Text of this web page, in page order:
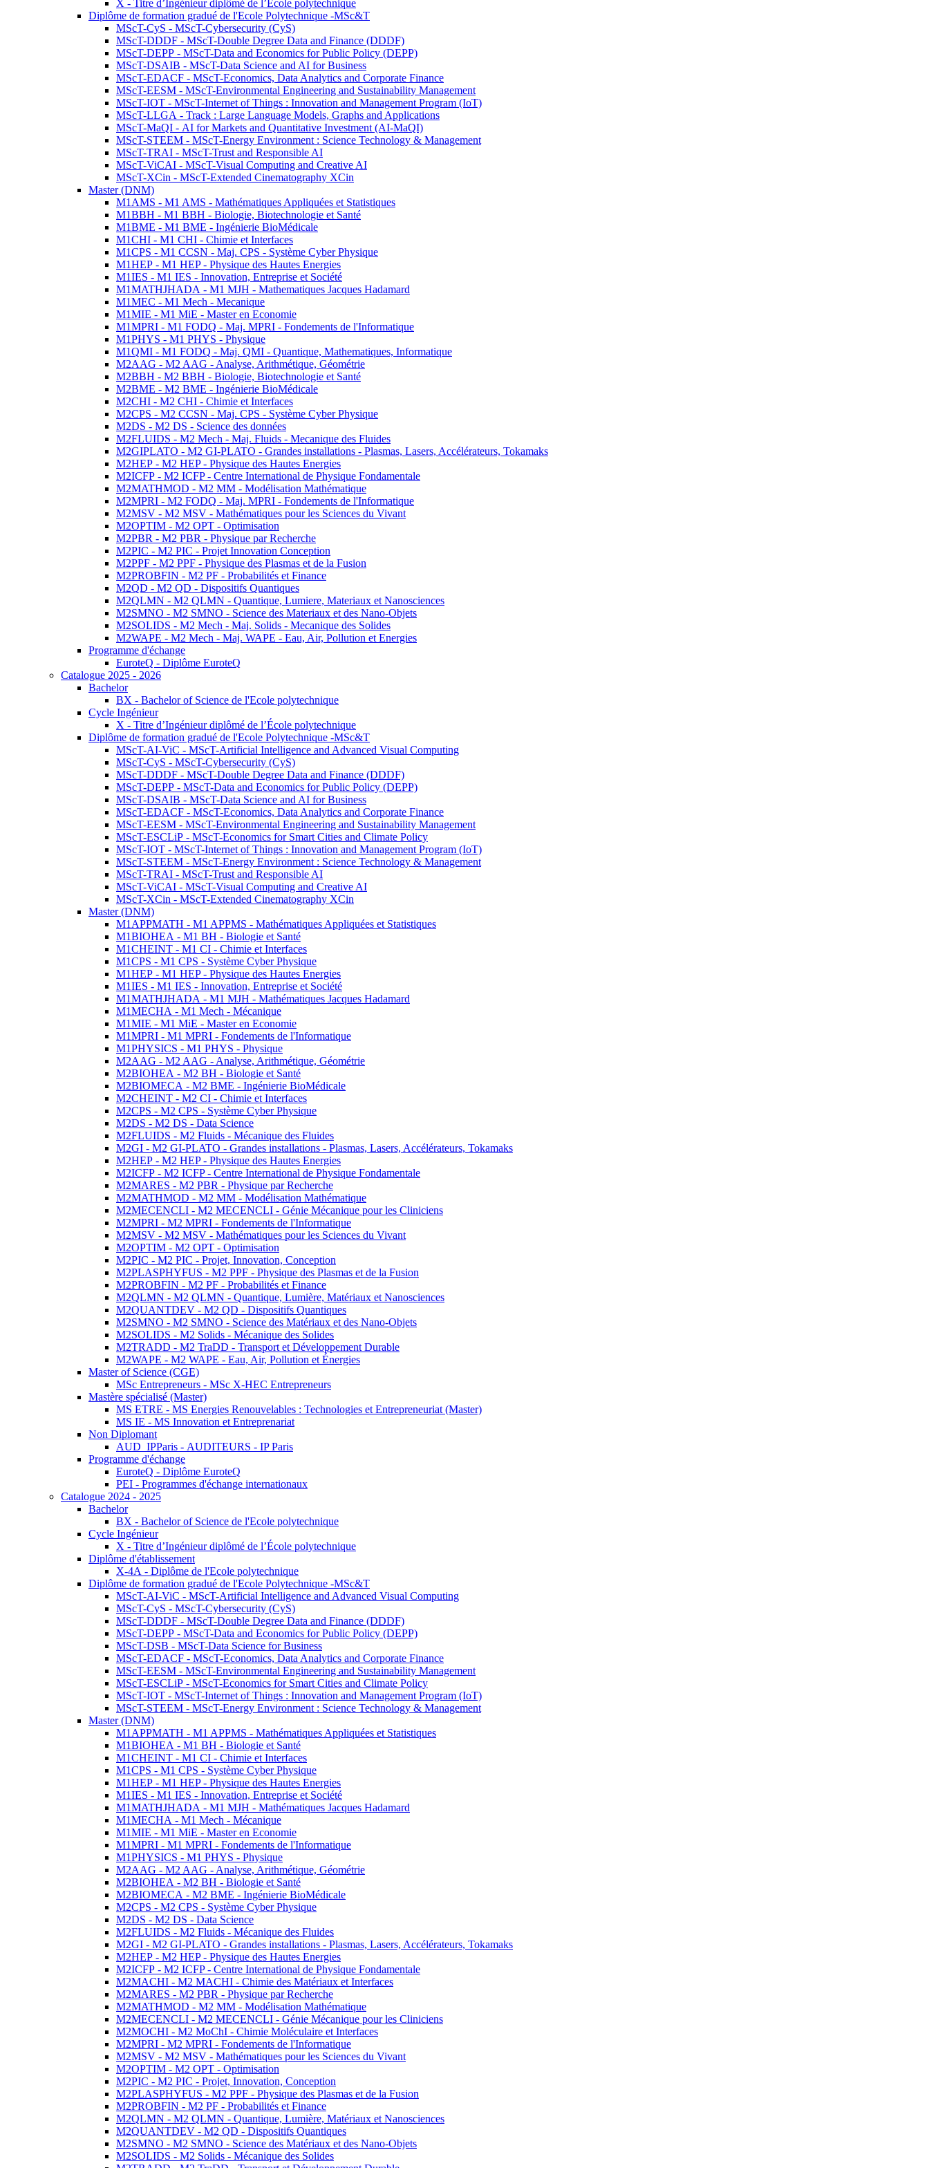
X - Titre d’Ingénieur diplômé de l’École polytechnique
Diplôme de formation gradué de l'Ecole Polytechnique -MSc&T
MScT-CyS - MScT-Cybersecurity (CyS)
MScT-DDDF - MScT-Double Degree Data and Finance (DDDF)
MScT-DEPP - MScT-Data and Economics for Public Policy (DEPP)
MScT-DSAIB - MScT-Data Science and AI for Business
MScT-EDACF - MScT-Economics, Data Analytics and Corporate Finance
MScT-EESM - MScT-Environmental Engineering and Sustainability Management
MScT-IOT - MScT-Internet of Things : Innovation and Management Program (IoT)
MScT-LLGA - Track : Large Language Models, Graphs and Applications
MScT-MaQI - AI for Markets and Quantitative Investment (AI-MaQI)
MScT-STEEM - MScT-Energy Environment : Science Technology & Management
MScT-TRAI - MScT-Trust and Responsible AI
MScT-ViCAI - MScT-Visual Computing and Creative AI
MScT-XCin - MScT-Extended Cinematography XCin
Master (DNM)
M1AMS - M1 AMS - Mathématiques Appliquées et Statistiques
M1BBH - M1 BBH - Biologie, Biotechnologie et Santé
M1BME - M1 BME - Ingénierie BioMédicale
M1CHI - M1 CHI - Chimie et Interfaces
M1CPS - M1 CCSN - Maj. CPS - Système Cyber Physique
M1HEP - M1 HEP - Physique des Hautes Energies
M1IES - M1 IES - Innovation, Entreprise et Société
M1MATHJHADA - M1 MJH - Mathematiques Jacques Hadamard
M1MEC - M1 Mech - Mecanique
M1MIE - M1 MiE - Master en Economie
M1MPRI - M1 FODQ - Maj. MPRI - Fondements de l'Informatique
M1PHYS - M1 PHYS - Physique
M1QMI - M1 FODQ - Maj. QMI - Quantique, Mathematiques, Informatique
M2AAG - M2 AAG - Analyse, Arithmétique, Géométrie
M2BBH - M2 BBH - Biologie, Biotechnologie et Santé
M2BME - M2 BME - Ingénierie BioMédicale
M2CHI - M2 CHI - Chimie et Interfaces
M2CPS - M2 CCSN - Maj. CPS - Système Cyber Physique
M2DS - M2 DS - Science des données
M2FLUIDS - M2 Mech - Maj. Fluids - Mecanique des Fluides
M2GIPLATO - M2 GI-PLATO - Grandes installations - Plasmas, Lasers, Accélérateurs, Tokamaks
M2HEP - M2 HEP - Physique des Hautes Energies
M2ICFP - M2 ICFP - Centre International de Physique Fondamentale
M2MATHMOD - M2 MM - Modélisation Mathématique
M2MPRI - M2 FODQ - Maj. MPRI - Fondements de l'Informatique
M2MSV - M2 MSV - Mathématiques pour les Sciences du Vivant
M2OPTIM - M2 OPT - Optimisation
M2PBR - M2 PBR - Physique par Recherche
M2PIC - M2 PIC - Projet Innovation Conception
M2PPF - M2 PPF - Physique des Plasmas et de la Fusion
M2PROBFIN - M2 PF - Probabilités et Finance
M2QD - M2 QD - Dispositifs Quantiques
M2QLMN - M2 QLMN - Quantique, Lumiere, Materiaux et Nanosciences
M2SMNO - M2 SMNO - Science des Materiaux et des Nano-Objets
M2SOLIDS - M2 Mech - Maj. Solids - Mecanique des Solides
M2WAPE - M2 Mech - Maj. WAPE - Eau, Air, Pollution et Energies
Programme d'échange
EuroteQ - Diplôme EuroteQ
Catalogue 2025 - 2026
Bachelor
BX - Bachelor of Science de l'Ecole polytechnique
Cycle Ingénieur
X - Titre d’Ingénieur diplômé de l’École polytechnique
Diplôme de formation gradué de l'Ecole Polytechnique -MSc&T
MScT-AI-ViC - MScT-Artificial Intelligence and Advanced Visual Computing
MScT-CyS - MScT-Cybersecurity (CyS)
MScT-DDDF - MScT-Double Degree Data and Finance (DDDF)
MScT-DEPP - MScT-Data and Economics for Public Policy (DEPP)
MScT-DSAIB - MScT-Data Science and AI for Business
MScT-EDACF - MScT-Economics, Data Analytics and Corporate Finance
MScT-EESM - MScT-Environmental Engineering and Sustainability Management
MScT-ESCLiP - MScT-Economics for Smart Cities and Climate Policy
MScT-IOT - MScT-Internet of Things : Innovation and Management Program (IoT)
MScT-STEEM - MScT-Energy Environment : Science Technology & Management
MScT-TRAI - MScT-Trust and Responsible AI
MScT-ViCAI - MScT-Visual Computing and Creative AI
MScT-XCin - MScT-Extended Cinematography XCin
Master (DNM)
M1APPMATH - M1 APPMS - Mathématiques Appliquées et Statistiques
M1BIOHEA - M1 BH - Biologie et Santé
M1CHEINT - M1 CI - Chimie et Interfaces
M1CPS - M1 CPS - Système Cyber Physique
M1HEP - M1 HEP - Physique des Hautes Energies
M1IES - M1 IES - Innovation, Entreprise et Société
M1MATHJHADA - M1 MJH - Mathématiques Jacques Hadamard
M1MECHA - M1 Mech - Mécanique
M1MIE - M1 MiE - Master en Economie
M1MPRI - M1 MPRI - Fondements de l'Informatique
M1PHYSICS - M1 PHYS - Physique
M2AAG - M2 AAG - Analyse, Arithmétique, Géométrie
M2BIOHEA - M2 BH - Biologie et Santé
M2BIOMECA - M2 BME - Ingénierie BioMédicale
M2CHEINT - M2 CI - Chimie et Interfaces
M2CPS - M2 CPS - Système Cyber Physique
M2DS - M2 DS - Data Science
M2FLUIDS - M2 Fluids - Mécanique des Fluides
M2GI - M2 GI-PLATO - Grandes installations - Plasmas, Lasers, Accélérateurs, Tokamaks
M2HEP - M2 HEP - Physique des Hautes Energies
M2ICFP - M2 ICFP - Centre International de Physique Fondamentale
M2MARES - M2 PBR - Physique par Recherche
M2MATHMOD - M2 MM - Modélisation Mathématique
M2MECENCLI - M2 MECENCLI - Génie Mécanique pour les Cliniciens
M2MPRI - M2 MPRI - Fondements de l'Informatique
M2MSV - M2 MSV - Mathématiques pour les Sciences du Vivant
M2OPTIM - M2 OPT - Optimisation
M2PIC - M2 PIC - Projet, Innovation, Conception
M2PLASPHYFUS - M2 PPF - Physique des Plasmas et de la Fusion
M2PROBFIN - M2 PF - Probabilités et Finance
M2QLMN - M2 QLMN - Quantique, Lumière, Matériaux et Nanosciences
M2QUANTDEV - M2 QD - Dispositifs Quantiques
M2SMNO - M2 SMNO - Science des Matériaux et des Nano-Objets
M2SOLIDS - M2 Solids - Mécanique des Solides
M2TRADD - M2 TraDD - Transport et Développement Durable
M2WAPE - M2 WAPE - Eau, Air, Pollution et Énergies
Master of Science (CGE)
MSc Entrepreneurs - MSc X-HEC Entrepreneurs
Mastère spécialisé (Master)
MS ETRE - MS Energies Renouvelables : Technologies et Entrepreneuriat (Master)
MS IE - MS Innovation et Entreprenariat
Non Diplomant
AUD_IPParis - AUDITEURS - IP Paris
Programme d'échange
EuroteQ - Diplôme EuroteQ
PEI - Programmes d'échange internationaux
Catalogue 2024 - 2025
Bachelor
BX - Bachelor of Science de l'Ecole polytechnique
Cycle Ingénieur
X - Titre d’Ingénieur diplômé de l’École polytechnique
Diplôme d'établissement
X-4A - Diplôme de l'Ecole polytechnique
Diplôme de formation gradué de l'Ecole Polytechnique -MSc&T
MScT-AI-ViC - MScT-Artificial Intelligence and Advanced Visual Computing
MScT-CyS - MScT-Cybersecurity (CyS)
MScT-DDDF - MScT-Double Degree Data and Finance (DDDF)
MScT-DEPP - MScT-Data and Economics for Public Policy (DEPP)
MScT-DSB - MScT-Data Science for Business
MScT-EDACF - MScT-Economics, Data Analytics and Corporate Finance
MScT-EESM - MScT-Environmental Engineering and Sustainability Management
MScT-ESCLiP - MScT-Economics for Smart Cities and Climate Policy
MScT-IOT - MScT-Internet of Things : Innovation and Management Program (IoT)
MScT-STEEM - MScT-Energy Environment : Science Technology & Management
Master (DNM)
M1APPMATH - M1 APPMS - Mathématiques Appliquées et Statistiques
M1BIOHEA - M1 BH - Biologie et Santé
M1CHEINT - M1 CI - Chimie et Interfaces
M1CPS - M1 CPS - Système Cyber Physique
M1HEP - M1 HEP - Physique des Hautes Energies
M1IES - M1 IES - Innovation, Entreprise et Société
M1MATHJHADA - M1 MJH - Mathématiques Jacques Hadamard
M1MECHA - M1 Mech - Mécanique
M1MIE - M1 MiE - Master en Economie
M1MPRI - M1 MPRI - Fondements de l'Informatique
M1PHYSICS - M1 PHYS - Physique
M2AAG - M2 AAG - Analyse, Arithmétique, Géométrie
M2BIOHEA - M2 BH - Biologie et Santé
M2BIOMECA - M2 BME - Ingénierie BioMédicale
M2CPS - M2 CPS - Système Cyber Physique
M2DS - M2 DS - Data Science
M2FLUIDS - M2 Fluids - Mécanique des Fluides
M2GI - M2 GI-PLATO - Grandes installations - Plasmas, Lasers, Accélérateurs, Tokamaks
M2HEP - M2 HEP - Physique des Hautes Energies
M2ICFP - M2 ICFP - Centre International de Physique Fondamentale
M2MACHI - M2 MACHI - Chimie des Matériaux et Interfaces
M2MARES - M2 PBR - Physique par Recherche
M2MATHMOD - M2 MM - Modélisation Mathématique
M2MECENCLI - M2 MECENCLI - Génie Mécanique pour les Cliniciens
M2MOCHI - M2 MoChI - Chimie Moléculaire et Interfaces
M2MPRI - M2 MPRI - Fondements de l'Informatique
M2MSV - M2 MSV - Mathématiques pour les Sciences du Vivant
M2OPTIM - M2 OPT - Optimisation
M2PIC - M2 PIC - Projet, Innovation, Conception
M2PLASPHYFUS - M2 PPF - Physique des Plasmas et de la Fusion
M2PROBFIN - M2 PF - Probabilités et Finance
M2QLMN - M2 QLMN - Quantique, Lumière, Matériaux et Nanosciences
M2QUANTDEV - M2 QD - Dispositifs Quantiques
M2SMNO - M2 SMNO - Science des Matériaux et des Nano-Objets
M2SOLIDS - M2 Solids - Mécanique des Solides